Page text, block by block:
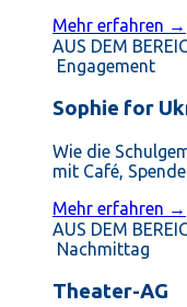
Mehr erfahren →
AUS DEM
Engagement
Sophie for
Wie die
mit Café,
Mehr erfahren →
AUS DEM
Nachmittag
Theater-AG